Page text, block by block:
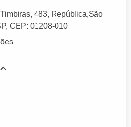
, 483, República,São
CEP: 01208-010